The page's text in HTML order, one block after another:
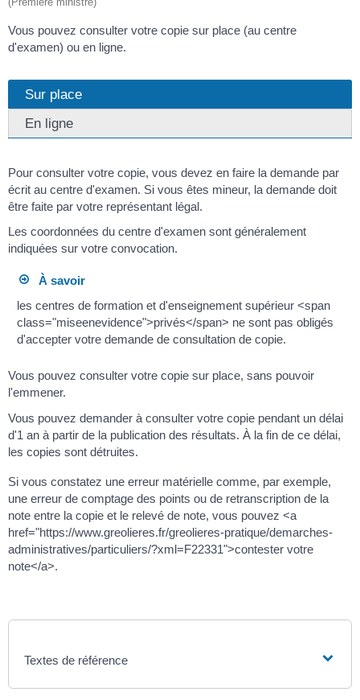
Vous pouvez consulter votre copie sur place (au centre
d'examen) ou en ligne.
Sur place
En ligne
Pour consulter votre copie, vous devez en faire la demande par
écrit au centre d'examen. Si vous êtes mineur, la demande doit
être faite par votre représentant légal.
Les coordonnées du centre d'examen sont généralement
indiquées sur votre convocation.
À savoir
les centres de formation et d'enseignement supérieur <span
class="miseenevidence">privés</span> ne sont pas obligés
d'accepter votre demande de consultation de copie.
Vous pouvez consulter votre copie sur place, sans pouvoir
l'emmener.
Vous pouvez demander à consulter votre copie pendant un délai
d'1 an à partir de la publication des résultats. À la fin de ce délai,
les copies sont détruites.
Si vous constatez une erreur matérielle comme, par exemple,
une erreur de comptage des points ou de retranscription de la
note entre la copie et le relevé de note, vous pouvez <a
href="https://www.greolieres.fr/greolieres-pratique/demarches-
administratives/particuliers/?xml=F22331">contester votre
note</a>.
Textes de référence